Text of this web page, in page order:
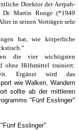
Direktor der Aerpah-
Dr. Martin Runge (*1949
in seinen Vorträgen sehr
hat, wie körperliche
die vier wichtigsten
ohne Hilfsmittel trainiert:
Ergänzt wird das
wie Walken, Wandern
sollte ab der mittleren
"Fünf Esslinger"
Esslinger"